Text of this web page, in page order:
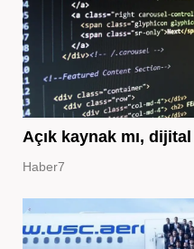
Açık kaynak mı, dijital
Haber7